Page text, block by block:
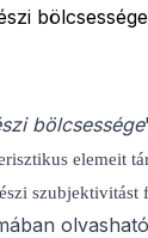
bölcsessége
elemeit